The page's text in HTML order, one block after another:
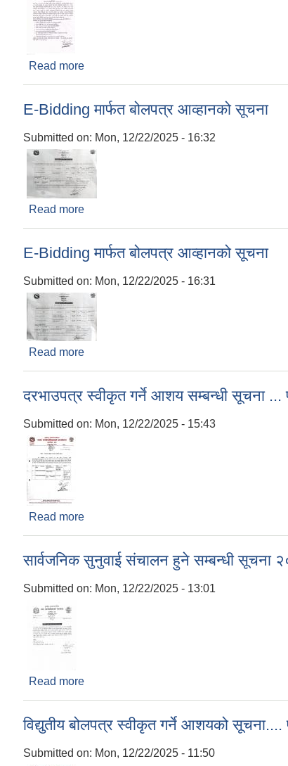
Read more
E-Bidding मार्फत बोलपत्र आव्हानको सूचना
Submitted on: Mon, 12/22/2025 - 16:32
Read more
E-Bidding मार्फत बोलपत्र आव्हानको सूचना
Submitted on: Mon, 12/22/2025 - 16:31
Read more
दरभाउपत्र स्वीकृत गर्ने आशय सम्बन्धी सूचना
Submitted on: Mon, 12/22/2025 - 15:43
Read more
सार्वजनिक सुनुवाई संचालन हुने सम्बन्धी सूचना
Submitted on: Mon, 12/22/2025 - 13:01
Read more
विद्युतीय बोलपत्र स्वीकृत गर्ने आशयको
Submitted on: Mon, 12/22/2025 - 11:50